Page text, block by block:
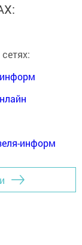
информ